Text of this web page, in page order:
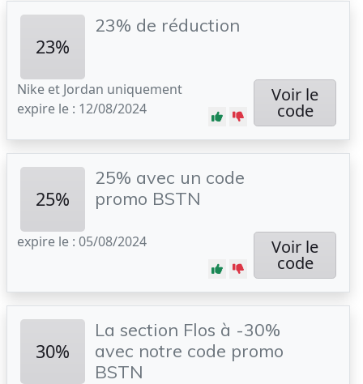
23%
23% de réduction
Nike et Jordan uniquement
expire le : 12/08/2024
Voir le
code
25%
25% avec un code
promo BSTN
expire le : 05/08/2024 Voir le
code
30%
La section Flos à -30%
avec notre code promo
BSTN